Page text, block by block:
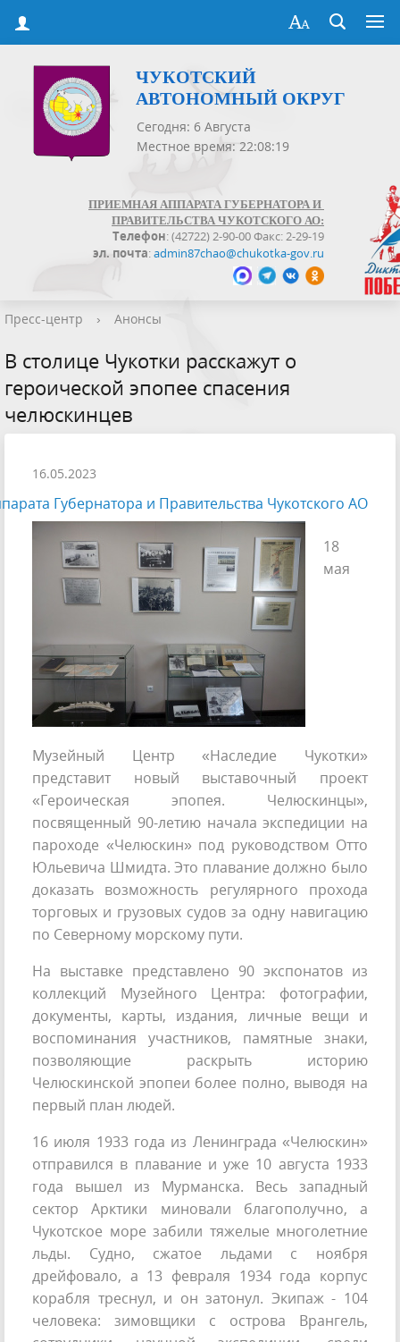
ЧУКОТСКИЙ
АВТОНОМНЫЙ ОКРУГ
Сегодня: 6 Августа
Местное время: 22:08:19
ПРИЕМНАЯ АППАРАТА ГУБЕРНАТОРА И
ПРАВИТЕЛЬСТВА ЧУКОТСКОГО АО:
Телефон: (42722) 2-90-00 Факс: 2-29-19
эл. почта:admin87chao@chukotka-gov.ru
Пресс-центр › Анонсы
В столице Чукотки расскажут о
героической эпопее спасения
челюскинцев
16.05.2023
Губернатора и Правительства Чукотского АО
18
мая
Музейный Центр «Наследие Чукотки»
представит новый выставочный проект
«Героическая эпопея. Челюскинцы»,
посвященный 90-летию начала экспедиции на
пароходе «Челюскин» под руководством Отто
Юльевича Шмидта. Это плавание должно было
доказать возможность регулярного прохода
торговых и грузовых судов за одну навигацию
по Северному морскому пути.
На выставке представлено 90 экспонатов из
коллекций Музейного Центра: фотографии,
документы, карты, издания, личные вещи и
воспоминания участников, памятные знаки,
позволяющие раскрыть историю
Челюскинской эпопеи более полно, выводя на
первый план людей.
16 июля 1933 года из Ленинграда «Челюскин»
отправился в плавание и уже 10 августа 1933
года вышел из Мурманска. Весь западный
сектор Арктики миновали благополучно, а
Чукотское море забили тяжелые многолетние
льды. Судно, сжатое льдами с ноября
дрейфовало, а 13 февраля 1934 года корпус
корабля треснул, и он затонул. Экипаж - 104
человека: зимовщики с острова Врангель,